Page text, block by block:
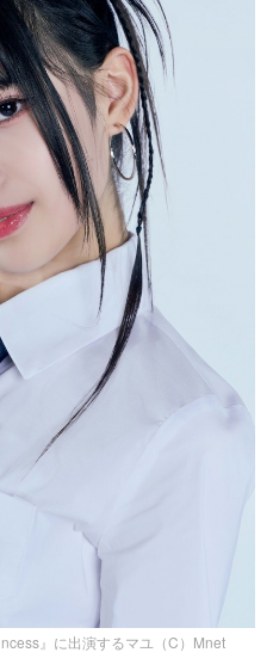
』に出演するマユ（C）Mnet